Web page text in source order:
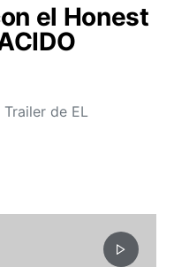
el Honest
de EL